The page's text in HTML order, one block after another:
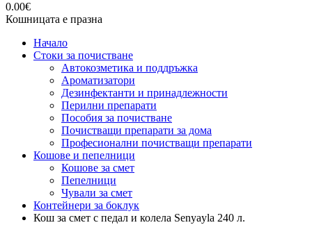
0.00€
Кошницата е празна
Начало
Стоки за почистване
Автокозметика и поддръжка
Ароматизатори
Дезинфектанти и принадлежности
Перилни препарати
Пособия за почистване
Почистващи препарати за дома
Професионални почистващи препарати
Кошове и пепелници
Кошове за смет
Пепелници
Чували за смет
Контейнери за боклук
Кош за смет с педал и колела Senyayla 240 л.